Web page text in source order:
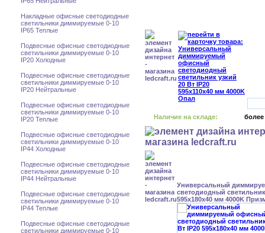
Накладные офисные светодиодные
светильники диммируемые 0-10
IP65 Теплые
Подвесные офисные светодиодные
светильники диммируемые 0-10
IP20 Холодные
Подвесные офисные светодиодные
светильники диммируемые 0-10
IP20 Нейтральные
Подвесные офисные светодиодные
светильники диммируемые 0-10
IP20 Теплые
Подвесные офисные светодиодные
светильники диммируемые 0-10
IP44 Холодные
Подвесные офисные светодиодные
светильники диммируемые 0-10
IP44 Нейтральные
Подвесные офисные светодиодные
светильники диммируемые 0-10
IP44 Теплые
Подвесные офисные светодиодные
светильники диммируемые 0-10
Наличие на складе: более
Универсальный
светодиодный
595x180x40 мм 4000K